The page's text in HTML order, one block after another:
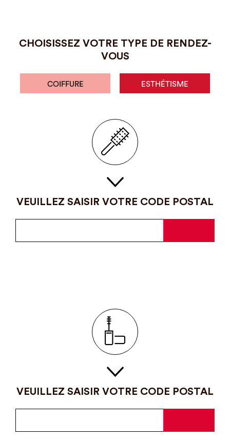
CHOISISSEZ VOTRE TYPE DE RENDEZ-
VOUS
COIFFURE ESTHÉTISME
VEUILLEZ SAISIR VOTRE CODE POSTAL
VEUILLEZ SAISIR VOTRE CODE POSTAL